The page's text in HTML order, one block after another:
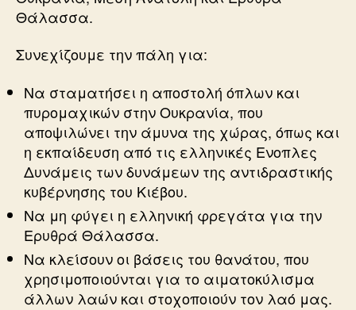
Θάλασσα.
Συνεχίζουμε την πάλη για:
Να σταματήσει η αποστολή όπλων και
πυρομαχικών στην Ουκρανία, που
αποψιλώνει την άμυνα της χώρας, όπως και
η εκπαίδευση από τις ελληνικές Ενοπλες
Δυνάμεις των δυνάμεων της αντιδραστικής
κυβέρνησης του Κιέβου.
Να μη φύγει η ελληνική φρεγάτα για την
Ερυθρά Θάλασσα.
Να κλείσουν οι βάσεις του θανάτου, που
χρησιμοποιούνται για το αιματοκύλισμα
άλλων λαών και στοχοποιούν τον λαό μας.